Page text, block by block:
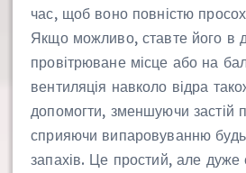
час, щоб воно повністю
Якщо можливо, ставте його в
провітрюване місце або на
вентиляція навколо відра
допомогти, зменшуючи застій
сприяючи випаровуванню
запахів. Це простий, але